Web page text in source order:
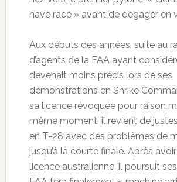
have race » avant de dégager en
Aux débuts des années, suite au
d’agents de la FAA ayant
devenait moins précis lors de ses
démonstrations en Shrike
sa licence révoquée pour raison
même moment, il revient de
en T-28 avec des problèmes de
jusqu’à la courte finale. Après
licence australienne, il poursuit